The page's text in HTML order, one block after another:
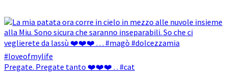
Pregate. Pregate tanto ❤️❤️❤️ . . #cat